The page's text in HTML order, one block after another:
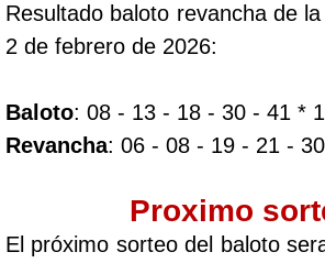
Resultado baloto revancha de
2 de febrero de 2026:
Baloto: 08 - 13 - 18 - 30 - 41 *
Revancha: 06 - 08 - 19 - 21 -
Proximo
El próximo sorteo del baloto